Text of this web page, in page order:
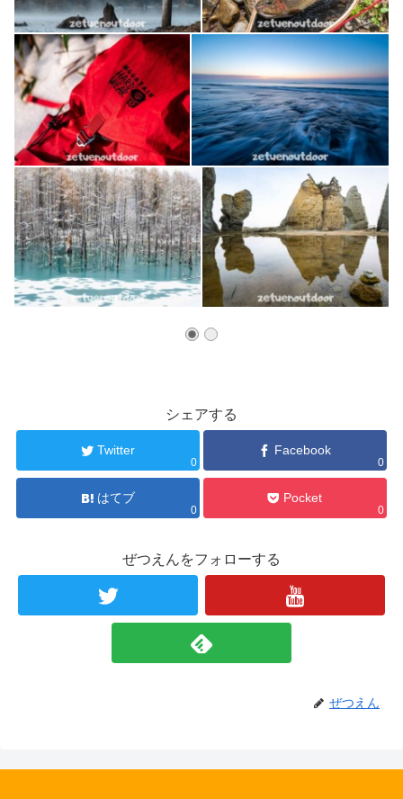
シェアする
Twitter
0
Facebook
0
はてブ
0
Pocket
0
ぜつえんをフォローする
ぜつえん